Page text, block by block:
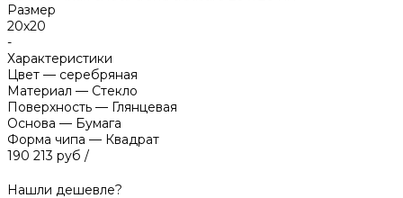
Размер
20х20
-
Характеристики
Цвет — серебряная
Материал — Стекло
Поверхность — Глянцевая
Основа — Бумага
Форма чипа — Квадрат
190 213 руб /
Нашли дешевле?